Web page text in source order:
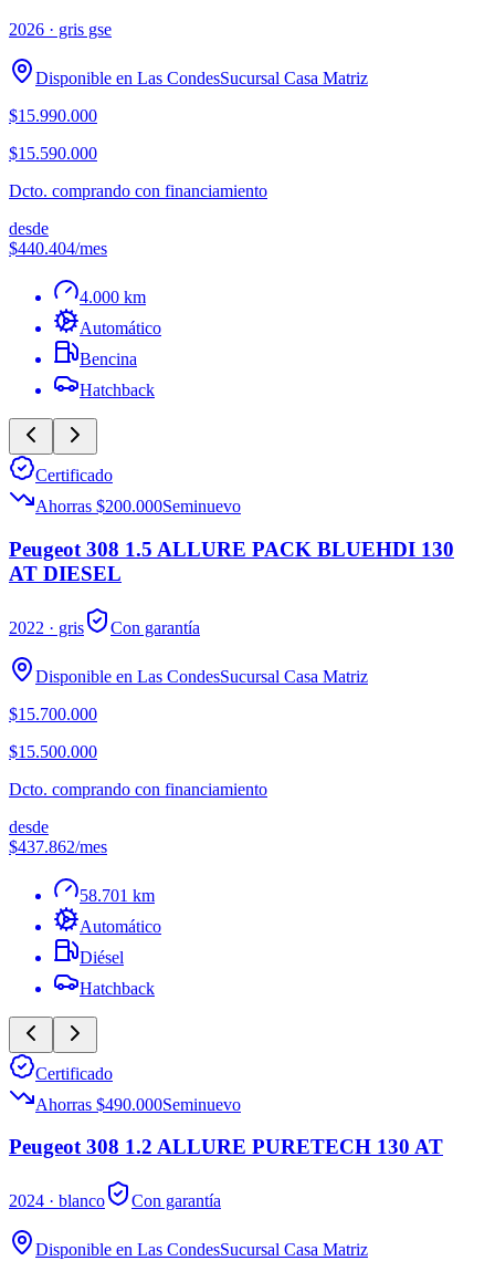
2026 · gris gse
Disponible en Las CondesSucursal Casa Matriz
$15.990.000
$15.590.000
Dcto. comprando con financiamiento
desde
$440.404/mes
4.000 km
Automático
Bencina
Hatchback
Certificado
Ahorras $200.000Seminuevo
Peugeot 308 1.5 ALLURE PACK BLUEHDI 130
AT DIESEL
2022 · gris Con garantía
Disponible en Las CondesSucursal Casa Matriz
$15.700.000
$15.500.000
Dcto. comprando con financiamiento
desde
$437.862/mes
58.701 km
Automático
Diésel
Hatchback
Certificado
Ahorras $490.000Seminuevo
Peugeot 308 1.2 ALLURE PURETECH 130 AT
2024 · blanco Con garantía
Disponible en Las CondesSucursal Casa Matriz